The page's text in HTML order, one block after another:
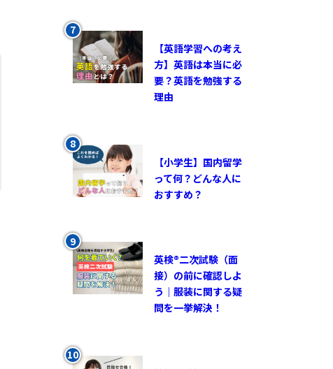
【英語学習への考え
方】英語は本当に必
要？英語を勉強する
理由
【小学生】国内留学
って何？どんな人に
おすすめ？
英検®︎二次試験（面
接）の前に確認しよ
う｜服装に関する疑
問を一挙解決！